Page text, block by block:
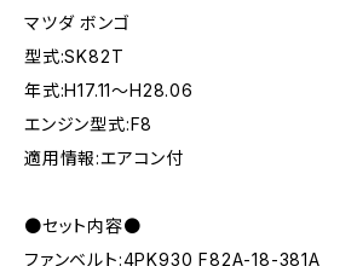
マツダ ボンゴ
型式:SK82T
年式:H17.11～H28.06
エンジン型式:F8
適用情報:エアコン付
●セット内容●
ファンベルト:4PK930 F82A-18-381A